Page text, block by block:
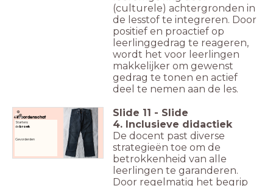
(culturele) achtergronden in
de lesstof te integreren. Door
positief en proactief op
leerlinggedrag te reageren,
wordt het voor leerlingen
makkelijker om gewenst
gedrag te tonen en actief
deel te nemen aan de les.
Woordenschat
Starters:
debroek
Gevorderden
Slide 11 - Slide
4. Inclusieve didactiek
De docent past diverse
strategieën toe om de
betrokkenheid van alle
leerlingen te garanderen.
Door regelmatig het begrip